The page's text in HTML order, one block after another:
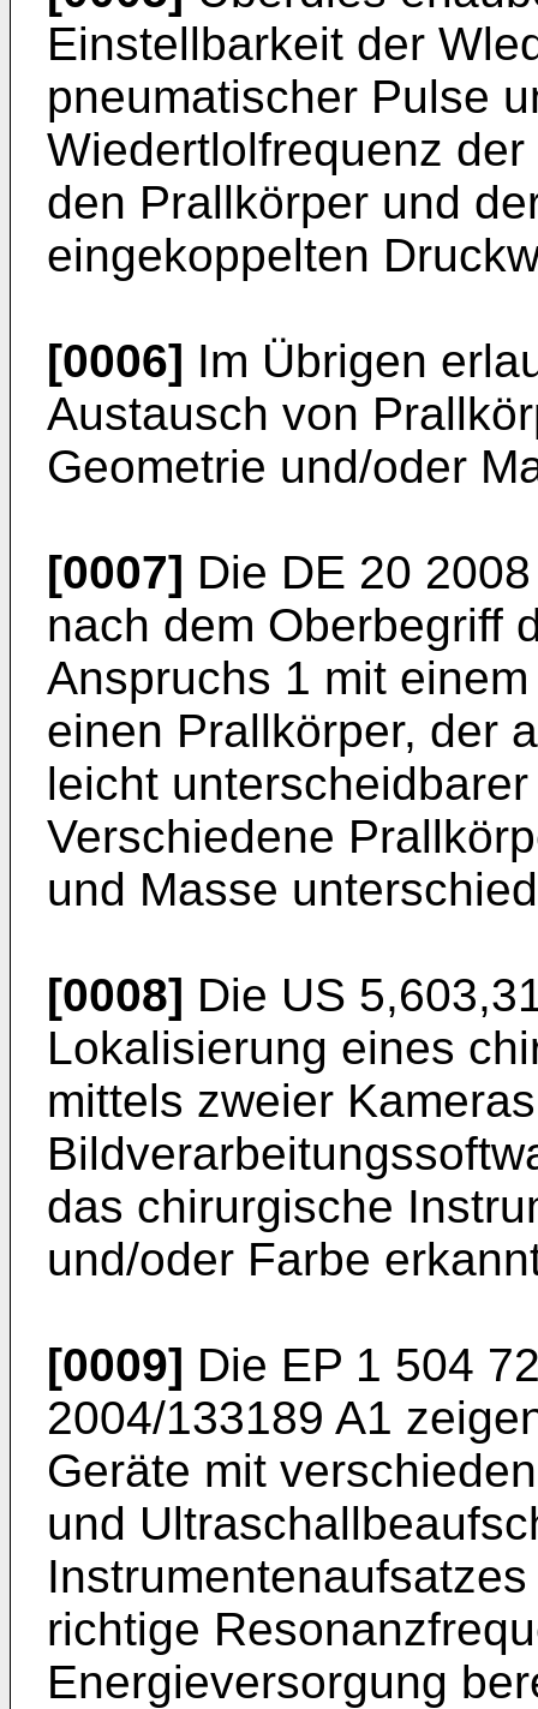
Einstellbarkeit der
pneumatischer Pulse
Wiedertlolfrequenz
den Prallkörper und
eingekoppelten
[0006] Im Übrigen
Austausch von
Geometrie und/oder
[0007] Die DE 20
nach dem Oberbegriff
Anspruchs 1 mit
einen Prallkörper, der
leicht
Verschiedene
und Masse
[0008] Die US
Lokalisierung eines
mittels zweier
das chirurgische
und/oder Farbe
[0009] Die EP 1 504
2004/133189 A1
Geräte mit
und
richtige
Energieversorgung